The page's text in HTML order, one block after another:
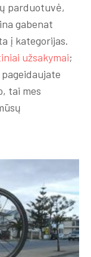
parduotuvė,
gabenat
į kategorijas.
užsakymai;
tai mes